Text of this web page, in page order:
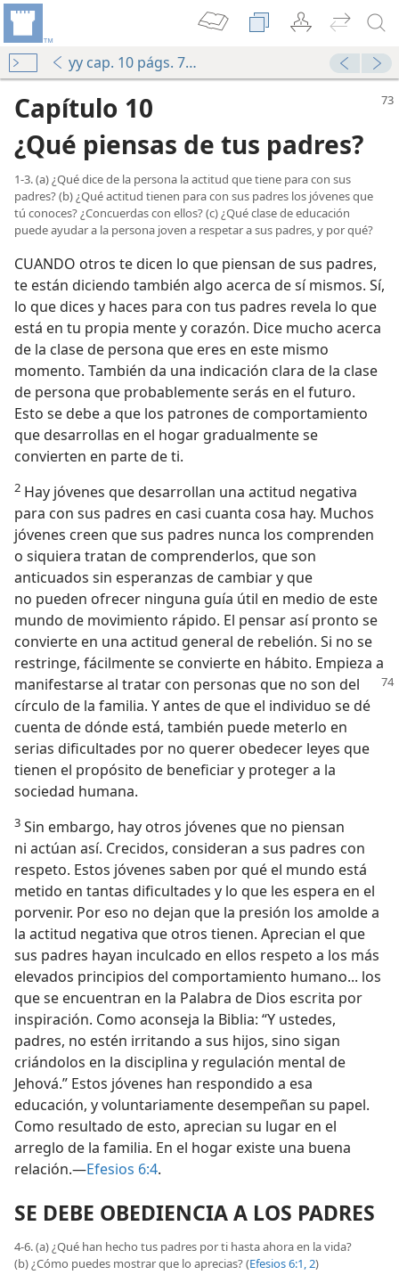
yy cap. 10 págs. 73-79
Capítulo 10
¿Qué piensas de tus padres?
1-3. (a) ¿Qué dice de la persona la actitud que tiene para con sus
padres? (b) ¿Qué actitud tienen para con sus padres los jóvenes que
tú conoces? ¿Concuerdas con ellos? (c) ¿Qué clase de educación
puede ayudar a la persona joven a respetar a sus padres, y por qué?
CUANDO otros te dicen lo que piensan de sus padres,
te están diciendo también algo acerca de sí mismos. Sí,
lo que dices y haces para con tus padres revela lo que
está en tu propia mente y corazón. Dice mucho acerca
de la clase de persona que eres en este mismo
momento. También da una indicación clara de la clase
de persona que probablemente serás en el futuro.
Esto se debe a que los patrones de comportamiento
que desarrollas en el hogar gradualmente se
convierten en parte de ti.
2 Hay jóvenes que desarrollan una actitud negativa
para con sus padres en casi cuanta cosa hay. Muchos
jóvenes creen que sus padres nunca los comprenden
o siquiera tratan de comprenderlos, que son
anticuados sin esperanzas de cambiar y que
no pueden ofrecer ninguna guía útil en medio de este
mundo de movimiento rápido. El pensar así pronto se
convierte en una actitud general de rebelión. Si no se
restringe, fácilmente se convierte en hábito. Empieza a
manifestarse al tratar con personas que no son del
círculo de la familia. Y antes de que el individuo se dé
cuenta de dónde está, también puede meterlo en
serias dificultades por no querer obedecer leyes que
tienen el propósito de beneficiar y proteger a la
sociedad humana.
3 Sin embargo, hay otros jóvenes que no piensan
ni actúan así. Crecidos, consideran a sus padres con
respeto. Estos jóvenes saben por qué el mundo está
metido en tantas dificultades y lo que les espera en el
porvenir. Por eso no dejan que la presión los amolde a
la actitud negativa que otros tienen. Aprecian el que
sus padres hayan inculcado en ellos respeto a los más
elevados principios del comportamiento humano... los
que se encuentran en la Palabra de Dios escrita por
inspiración. Como aconseja la Biblia: “Y ustedes,
padres, no estén irritando a sus hijos, sino sigan
criándolos en la disciplina y regulación mental de
Jehová.” Estos jóvenes han respondido a esa
educación, y voluntariamente desempeñan su papel.
Como resultado de esto, aprecian su lugar en el
arreglo de la familia. En el hogar existe una buena
relación.—Efesios 6:4.
SE DEBE OBEDIENCIA A LOS PADRES
4-6. (a) ¿Qué han hecho tus padres por ti hasta ahora en la vida?
(b) ¿Cómo puedes mostrar que lo aprecias? (Efesios 6:1, 2)